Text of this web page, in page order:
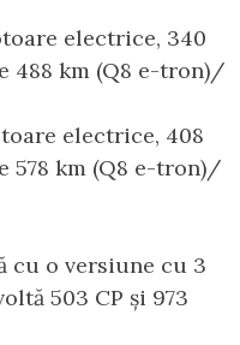
electrice, 340
488 km (Q8 e-tron)/
electrice, 408
578 km (Q8 e-tron)/
cu o versiune cu 3
503 CP și 973